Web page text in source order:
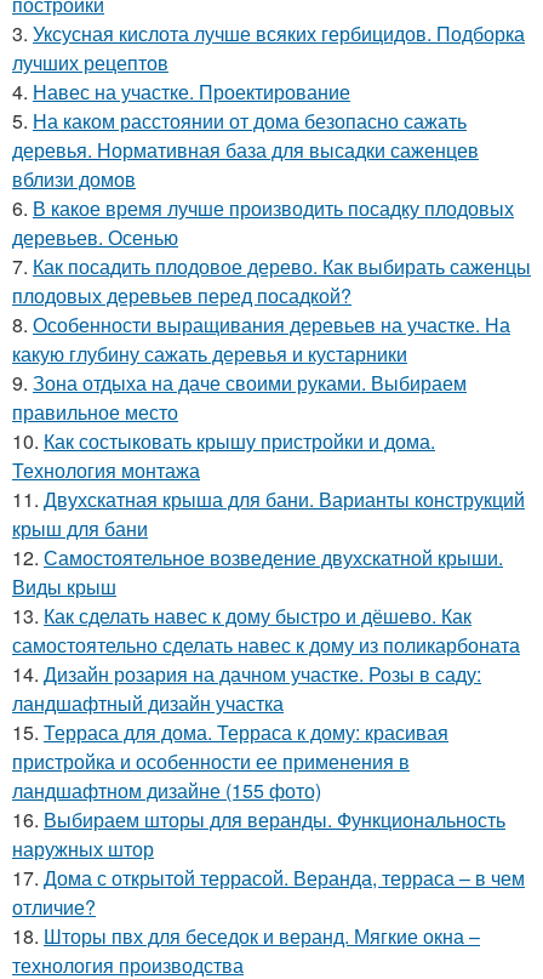
3. Уксусная кислота лучше всяких гербицидов. Подборка
лучших рецептов
4. Навес на участке. Проектирование
5. На каком расстоянии от дома безопасно сажать
деревья. Нормативная база для высадки саженцев
вблизи домов
6. В какое время лучше производить посадку плодовых
деревьев. Осенью
7. Как посадить плодовое дерево. Как выбирать саженцы
плодовых деревьев перед посадкой?
8. Особенности выращивания деревьев на участке. На
какую глубину сажать деревья и кустарники
9. Зона отдыха на даче своими руками. Выбираем
правильное место
10. Как состыковать крышу пристройки и дома.
Технология монтажа
11. Двухскатная крыша для бани. Варианты конструкций
крыш для бани
12. Самостоятельное возведение двухскатной крыши.
Виды крыш
13. Как сделать навес к дому быстро и дёшево. Как
самостоятельно сделать навес к дому из поликарбоната
14. Дизайн розария на дачном участке. Розы в саду:
ландшафтный дизайн участка
15. Терраса для дома. Терраса к дому: красивая
пристройка и особенности ее применения в
ландшафтном дизайне (155 фото)
16. Выбираем шторы для веранды. Функциональность
наружных штор
17. Дома с открытой террасой. Веранда, терраса – в чем
отличие?
18. Шторы пвх для беседок и веранд. Мягкие окна –
технология производства